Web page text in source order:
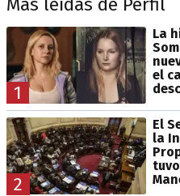
Más leídas de Perfil
1
La
el
2
El
la